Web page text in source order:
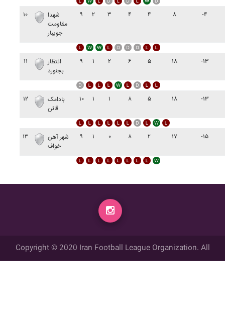
۱۰
شهدا
مقاومت
جويبار
۹ ۲ ۳ ۴ ۴ ۸ -۴
۱۱
انتظار
بجنورد
۹ ۱ ۲ ۶ ۵ ۱۸ -۱۳
۱۲
بادامک
قائن
۱۰ ۱ ۱ ۸ ۵ ۱۸ -۱۳
۱۳
شهر آهن
خواف
۹ ۱ ۰ ۸ ۲ ۱۷ -۱۵
Copyright © 2020 Iran Football League Organization. All